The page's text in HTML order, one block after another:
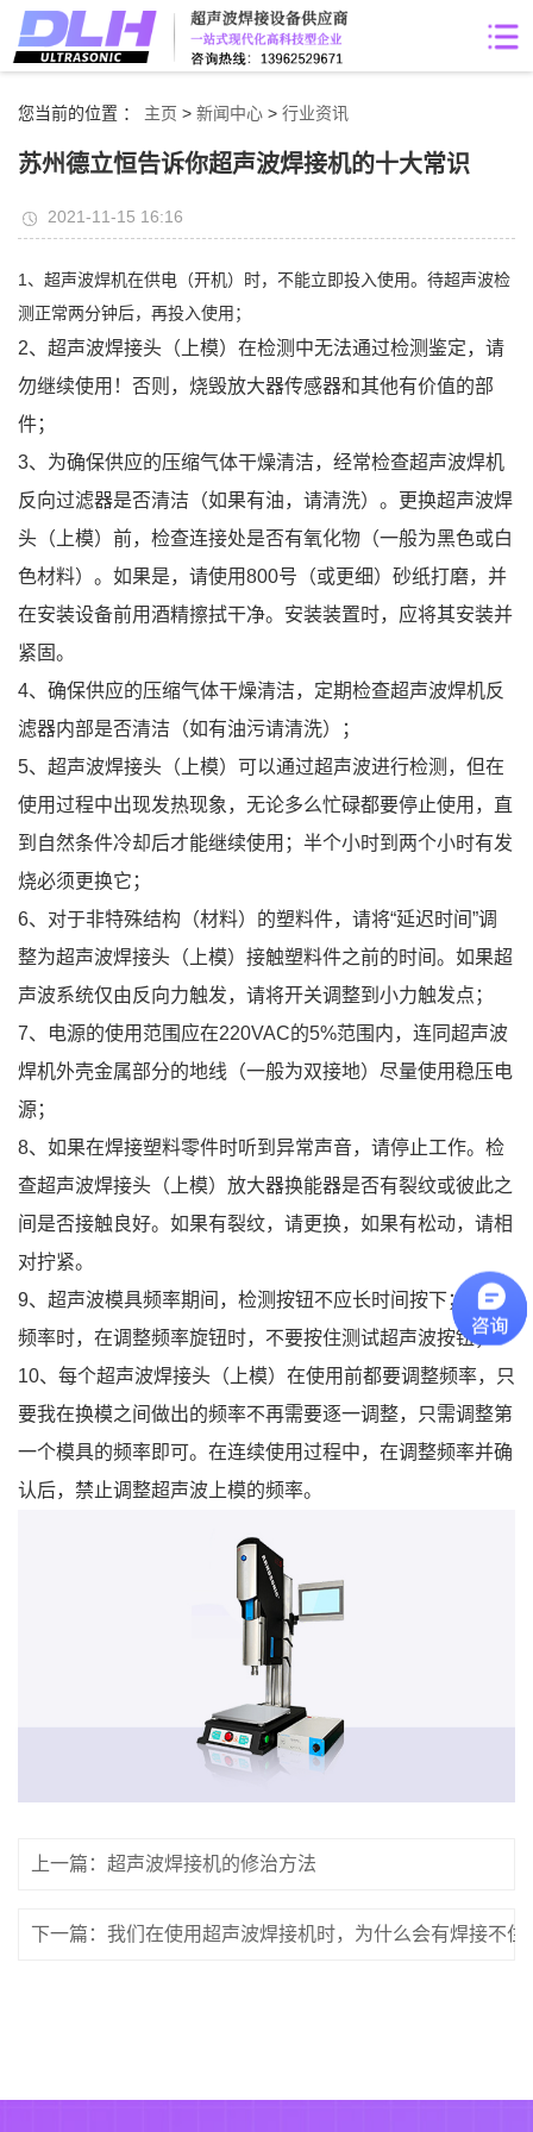
您当前的位置 ： 主页 > 新闻中心 > 行业资讯
苏州德立恒告诉你超声波焊接机的十大常识
2021-11-15 16:16
1、超声波焊机在供电（开机）时，不能立即投入使用。待超声波检
测正常两分钟后，再投入使用；
2、超声波焊接头（上模）在检测中无法通过检测鉴定，请
勿继续使用！否则，烧毁放大器传感器和其他有价值的部
件；
3、为确保供应的压缩气体干燥清洁，经常检查超声波焊机
反向过滤器是否清洁（如果有油，请清洗）。更换超声波焊
头（上模）前，检查连接处是否有氧化物（一般为黑色或白
色材料）。如果是，请使用800号（或更细）砂纸打磨，并
在安装设备前用酒精擦拭干净。安装装置时，应将其安装并
紧固。
4、确保供应的压缩气体干燥清洁，定期检查超声波焊机反
滤器内部是否清洁（如有油污请清洗）；
5、超声波焊接头（上模）可以通过超声波进行检测，但在
使用过程中出现发热现象，无论多么忙碌都要停止使用，直
到自然条件冷却后才能继续使用；半个小时到两个小时有发
烧必须更换它；
6、对于非特殊结构（材料）的塑料件，请将“延迟时间”调
整为超声波焊接头（上模）接触塑料件之前的时间。如果超
声波系统仅由反向力触发，请将开关调整到小力触发点；
7、电源的使用范围应在220VAC的5%范围内，连同超声波
焊机外壳金属部分的地线（一般为双接地）尽量使用稳压电
源；
8、如果在焊接塑料零件时听到异常声音，请停止工作。检
查超声波焊接头（上模）放大器换能器是否有裂纹或彼此之
间是否接触良好。如果有裂纹，请更换，如果有松动，请相
对拧紧。
9、超声波模具频率期间，检测按钮不应长时间按下；调整
频率时，在调整频率旋钮时，不要按住测试超声波按钮；
10、每个超声波焊接头（上模）在使用前都要调整频率，只
要我在换模之间做出的频率不再需要逐一调整，只需调整第
一个模具的频率即可。在连续使用过程中，在调整频率并确
认后，禁止调整超声波上模的频率。
上一篇：超声波焊接机的修治方法
下一篇：我们在使用超声波焊接机时，为什么会有焊接不住